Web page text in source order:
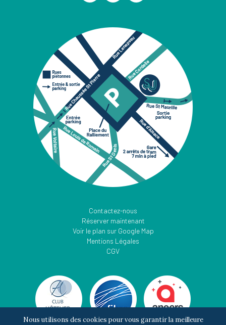
Contactez-nous
Réserver maintenant
Voir le plan sur Google Map
Mentions Légales
CGV
Nous utilisons des cookies pour vous garantir la meilleure